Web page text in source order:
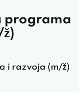
programa
i razvoja (m/ž)